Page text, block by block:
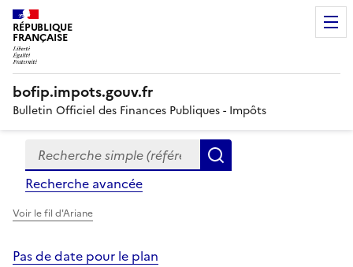
RÉPUBLIQUE
FRANÇAISE
bofip.impots.gouv.fr
Bulletin Officiel des Finances Publiques - Impôts
Formulaire
de
recherche
Recherche simple (références, mots clés, partie du
Recherche avancée
Voir le fil d'Ariane
Pas de date pour le plan